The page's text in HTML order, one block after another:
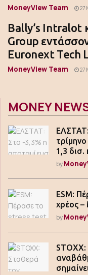
MoneyView Team 27
Bally’s Intralot
Group
Euronext Tech
MoneyView Team 27
MONEY
1,3
by
ESM:
χρέος –
by